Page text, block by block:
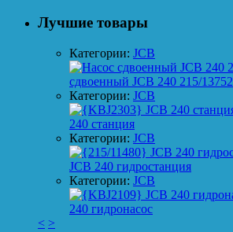
Лучшие товары
Категории: JCB
сдвоенный JCB 240 215/13752
Категории: JCB
240 станция
Категории: JCB
JCB 240 гидростанция
Категории: JCB
240 гидронасос
< >